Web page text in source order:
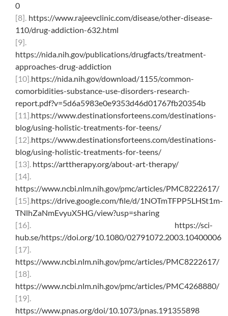
0
[8]. https://www.rajeevclinic.com/disease/other-disease-
110/drug-addiction-632.html
[9].
https://nida.nih.gov/publications/drugfacts/treatment-
approaches-drug-addiction
[10].https://nida.nih.gov/download/1155/common-
comorbidities-substance-use-disorders-research-
report.pdf?v=5d6a5983e0e9353d46d01767fb20354b
[11].https://www.destinationsforteens.com/destinations-
blog/using-holistic-treatments-for-teens/
[12].https://www.destinationsforteens.com/destinations-
blog/using-holistic-treatments-for-teens/
[13]. https://arttherapy.org/about-art-therapy/
[14].
https://www.ncbi.nlm.nih.gov/pmc/articles/PMC8222617/
[15].https://drive.google.com/file/d/1NOTmTFPP5LHSt1m-
TNlhZaNmEvyuX5HG/view?usp=sharing
[16]. https://sci-
hub.se/https://doi.org/10.1080/02791072.2003.10400006
[17].
https://www.ncbi.nlm.nih.gov/pmc/articles/PMC8222617/
[18].
https://www.ncbi.nlm.nih.gov/pmc/articles/PMC4268880/
[19].
https://www.pnas.org/doi/10.1073/pnas.191355898